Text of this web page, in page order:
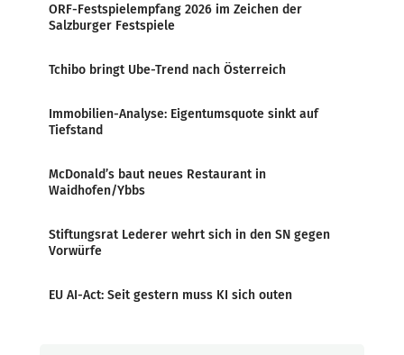
ORF-Festspielempfang 2026 im Zeichen der
Salzburger Festspiele
Tchibo bringt Ube-Trend nach Österreich
Immobilien-Analyse: Eigentumsquote sinkt auf
Tiefstand
McDonald’s baut neues Restaurant in
Waidhofen/Ybbs
Stiftungsrat Lederer wehrt sich in den SN gegen
Vorwürfe
EU AI-Act: Seit gestern muss KI sich outen